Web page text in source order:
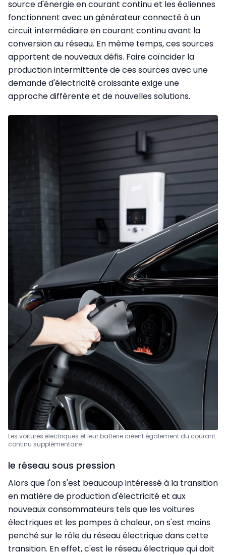
source d'énergie en courant continu et les éoliennes
fonctionnent avec un générateur connecté à un
circuit intermédiaire en courant continu avant la
conversion au réseau. En même temps, ces sources
apportent de nouveaux défis. Faire coïncider la
production intermittente de ces sources avec une
demande d'électricité croissante exige une
approche différente et de nouvelles solutions.
Les voitures électriques et leur batterie créent également du courant
continu supplémentaire
le réseau sous pression
Alors que l'on s'est beaucoup intéressé à la transition
en matière de production d'électricité et aux
nouveaux consommateurs tels que les voitures
électriques et les pompes à chaleur, on s'est moins
penché sur le rôle du réseau électrique dans cette
transition. En effet, c'est le réseau électrique qui doit